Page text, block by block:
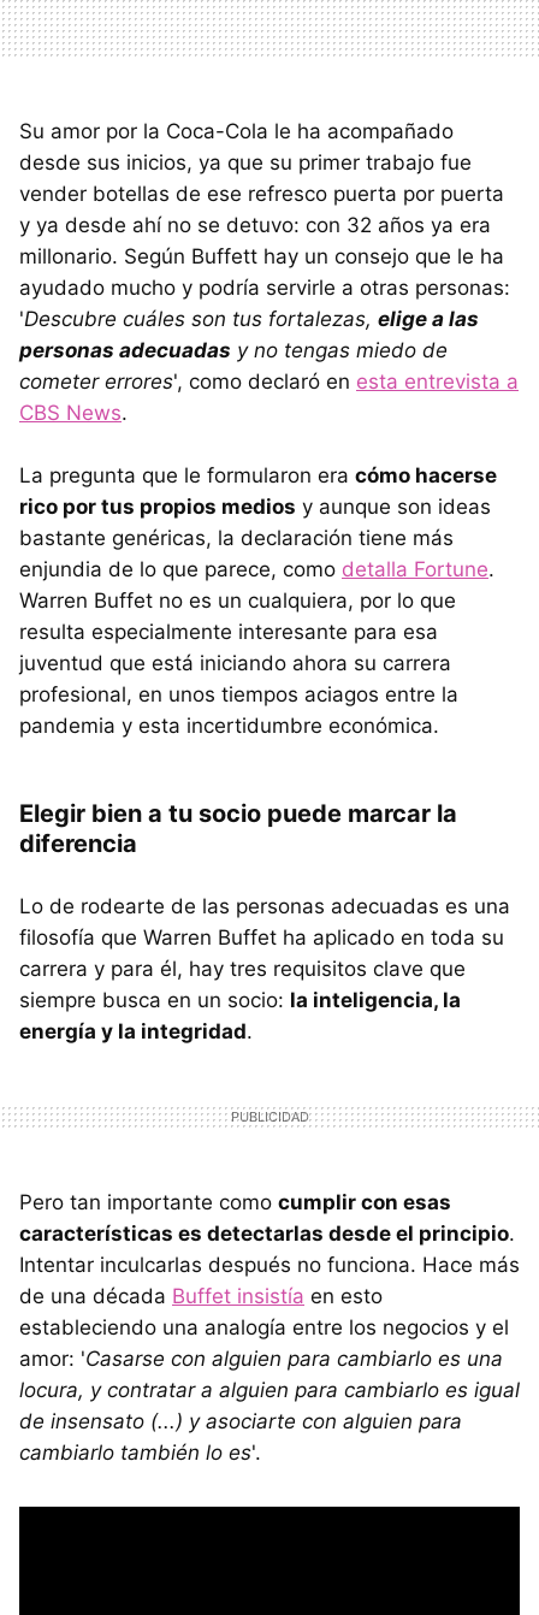
Su amor por la Coca-Cola le ha acompañado
desde sus inicios, ya que su primer trabajo fue
vender botellas de ese refresco puerta por puerta
y ya desde ahí no se detuvo: con 32 años ya era
millonario. Según Buffett hay un consejo que le ha
ayudado mucho y podría servirle a otras personas:
'Descubre cuáles son tus fortalezas, elige a las
personas adecuadas y no tengas miedo de
cometer errores', como declaró en esta entrevista a
CBS News.
La pregunta que le formularon era cómo hacerse
rico por tus propios medios y aunque son ideas
bastante genéricas, la declaración tiene más
enjundia de lo que parece, como detalla Fortune.
Warren Buffet no es un cualquiera, por lo que
resulta especialmente interesante para esa
juventud que está iniciando ahora su carrera
profesional, en unos tiempos aciagos entre la
pandemia y esta incertidumbre económica.
Elegir bien a tu socio puede marcar la
diferencia
Lo de rodearte de las personas adecuadas es una
filosofía que Warren Buffet ha aplicado en toda su
carrera y para él, hay tres requisitos clave que
siempre busca en un socio: la inteligencia, la
energía y la integridad.
Pero tan importante como cumplir con esas
características es detectarlas desde el principio.
Intentar inculcarlas después no funciona. Hace más
de una década Buffet insistía en esto
estableciendo una analogía entre los negocios y el
amor: 'Casarse con alguien para cambiarlo es una
locura, y contratar a alguien para cambiarlo es igual
de insensato (...) y asociarte con alguien para
cambiarlo también lo es'.